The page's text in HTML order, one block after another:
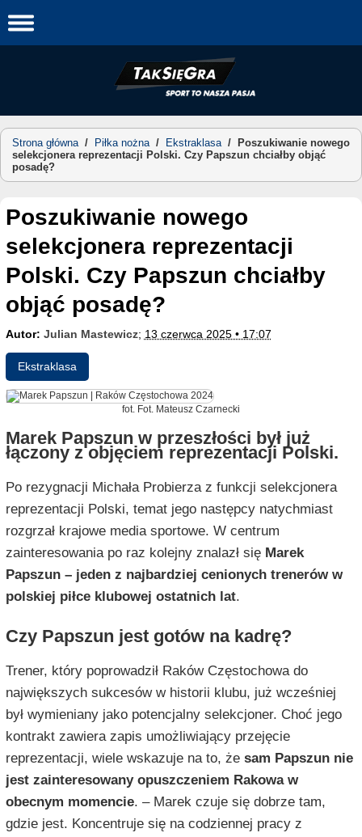
to
Strona główna/ Piłka nożna/ Ekstraklasa/
Poszukiwanie nowego
selekcjonera reprezentacji Polski. Czy Papszun chciałby objąć
posadę?
Poszukiwanie nowego
selekcjonera reprezentacji
Polski. Czy Papszun chciałby
objąć posadę?
Autor: Julian Mastewicz; 13 czerwca 2025 • 17:07
Ekstraklasa
fot. Fot. Mateusz Czarnecki
Marek Papszun w przeszłości był już
łączony z objęciem reprezentacji Polski.
Po rezygnacji Michała Probierza z funkcji selekcjonera
reprezentacji Polski, temat jego następcy natychmiast
rozgrzał krajowe media sportowe. W centrum
zainteresowania po raz kolejny znalazł się Marek
Papszun – jeden z najbardziej cenionych trenerów w
polskiej piłce klubowej ostatnich lat.
Czy Papszun jest gotów na kadrę?
Trener, który poprowadził Raków Częstochowa do
największych sukcesów w historii klubu, już wcześniej
był wymieniany jako potencjalny selekcjoner. Choć jego
kontrakt zawiera zapis umożliwiający przejęcie
reprezentacji, wiele wskazuje na to, że sam Papszun nie
jest zainteresowany opuszczeniem Rakowa w
obecnym momencie. – Marek czuje się dobrze tam,
gdzie jest. Koncentruje się na codziennej pracy z